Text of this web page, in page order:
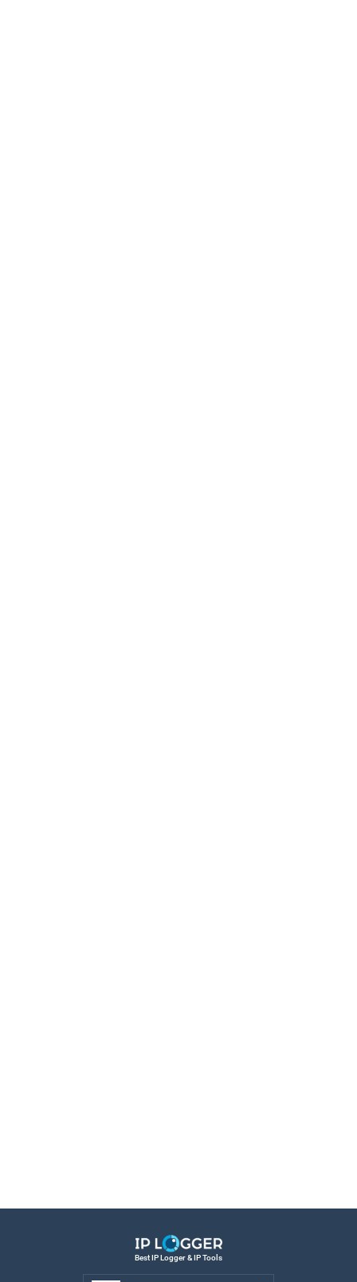
Best IP Logger & IP Tools